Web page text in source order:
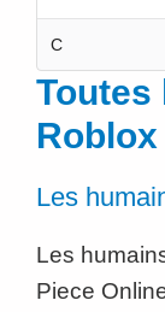
C
Toutes
Les
Les
Piece